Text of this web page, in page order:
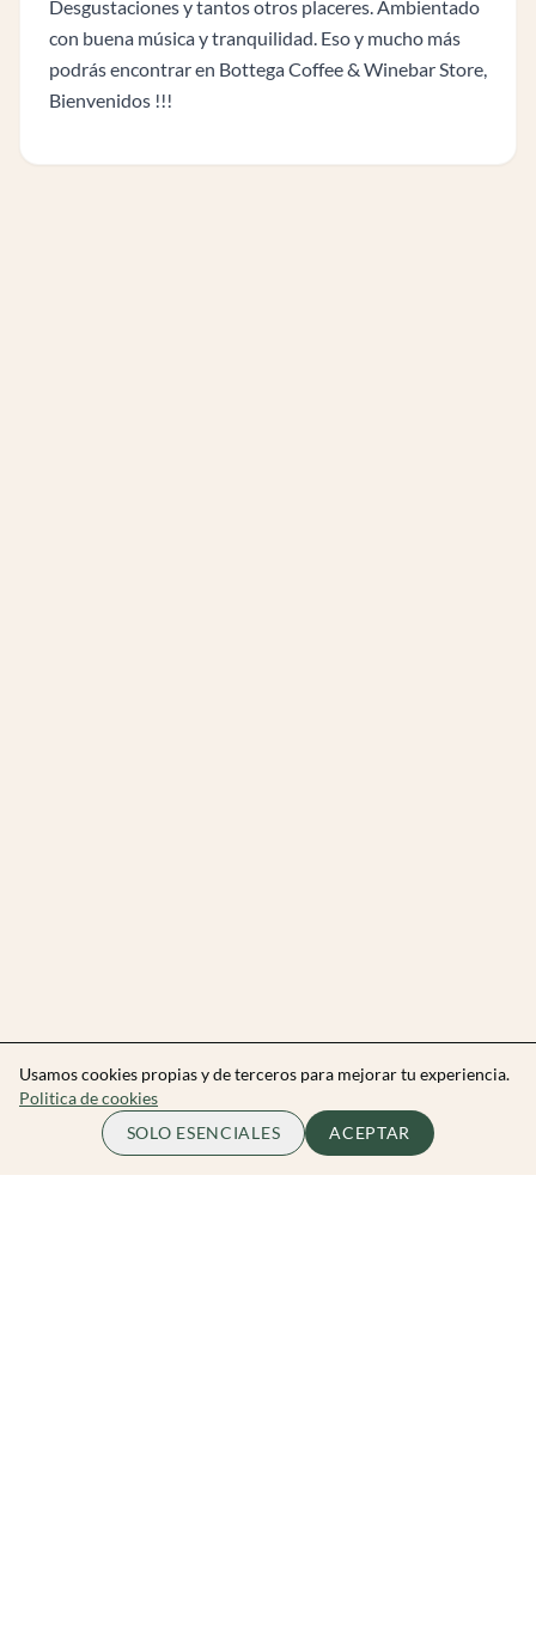
Desgustaciones y tantos otros placeres. Ambientado
con buena música y tranquilidad. Eso y mucho más
podrás encontrar en Bottega Coffee & Winebar Store,
Bienvenidos !!!
Usamos cookies propias y de terceros para mejorar tu experiencia.
Politica de cookies
SOLO ESENCIALES
ACEPTAR